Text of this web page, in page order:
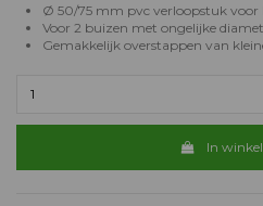
Ø 50/75 mm pvc verloopstuk voor
Voor 2 buizen met ongelijke
Gemakkelijk overstappen van
In